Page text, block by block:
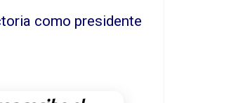
como presidente